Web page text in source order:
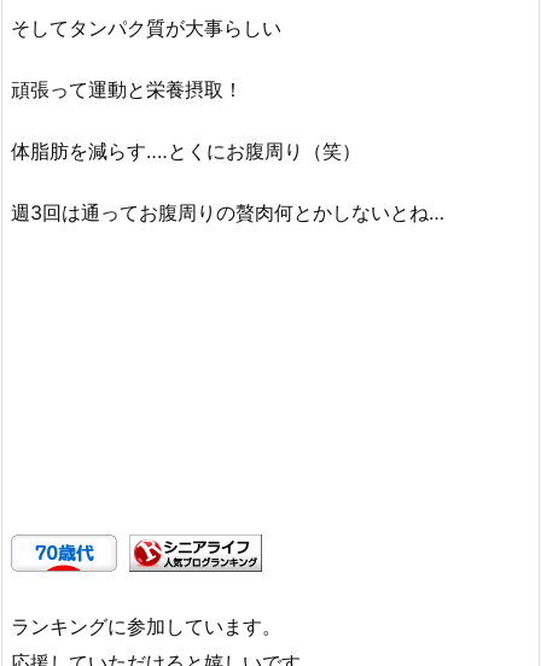
そしてタンパク質が大事らしい
頑張って運動と栄養摂取！
体脂肪を減らす‥‥とくにお腹周り（笑）
週3回は通ってお腹周りの贅肉何とかしないとね…
ランキングに参加しています。